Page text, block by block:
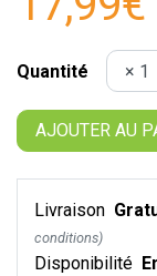
Quantité
AJOUTER AU
Livraison
conditions)
Disponibilité